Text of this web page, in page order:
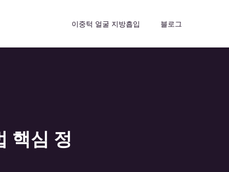
이중턱 얼굴 지방흡입 블로그
핵심 정